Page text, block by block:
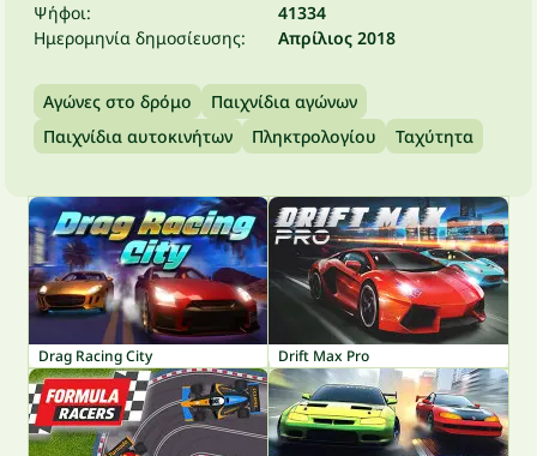
Ψήφοι:
41334
Ημερομηνία δημοσίευσης:
Απρίλιος 2018
Αγώνες στο δρόμο
Παιχνίδια αγώνων
Παιχνίδια αυτοκινήτων
Πληκτρολογίου Ταχύτητα
Drag Racing City Drift Max Pro